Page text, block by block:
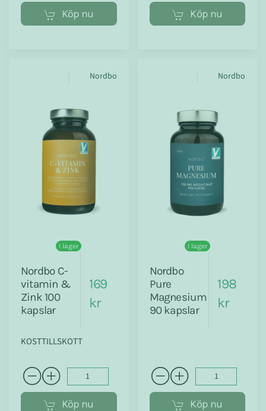
Köp nu Köp nu
Nordbo
I lager
Nordbo C-
vitamin &
Zink 100
kapslar
169
kr
KOSTTILLSKOTT
Köp nu
Nordbo
I lager
Nordbo
Pure
Magnesium
90 kapslar
198
kr
Köp nu